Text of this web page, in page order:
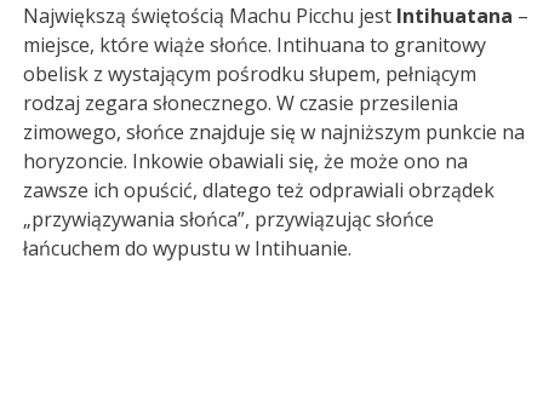
Największą świętością Machu Picchu jest Intihuatana –
miejsce, które wiąże słońce. Intihuana to granitowy
obelisk z wystającym pośrodku słupem, pełniącym
rodzaj zegara słonecznego. W czasie przesilenia
zimowego, słońce znajduje się w najniższym punkcie na
horyzoncie. Inkowie obawiali się, że może ono na
zawsze ich opuścić, dlatego też odprawiali obrządek
„przywiązywania słońca”, przywiązując słońce
łańcuchem do wypustu w Intihuanie.